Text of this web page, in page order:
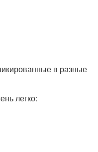
в разные
легко: